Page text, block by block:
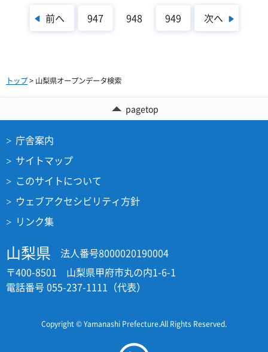
前へ 947 948 949 次へ
トップ> 山梨県オープンデータ検索
pagetop
庁舎案内
サイトマップ
このサイトについて
ウェブアクセシビリティ方針
リンク集
山梨県
法人番号8000020190004
〒400-8501 山梨県甲府市丸の内1-6-1
電話番号 055-237-1111（代表）
Copyright © Yamanashi Prefecture.All Rights Reserved.